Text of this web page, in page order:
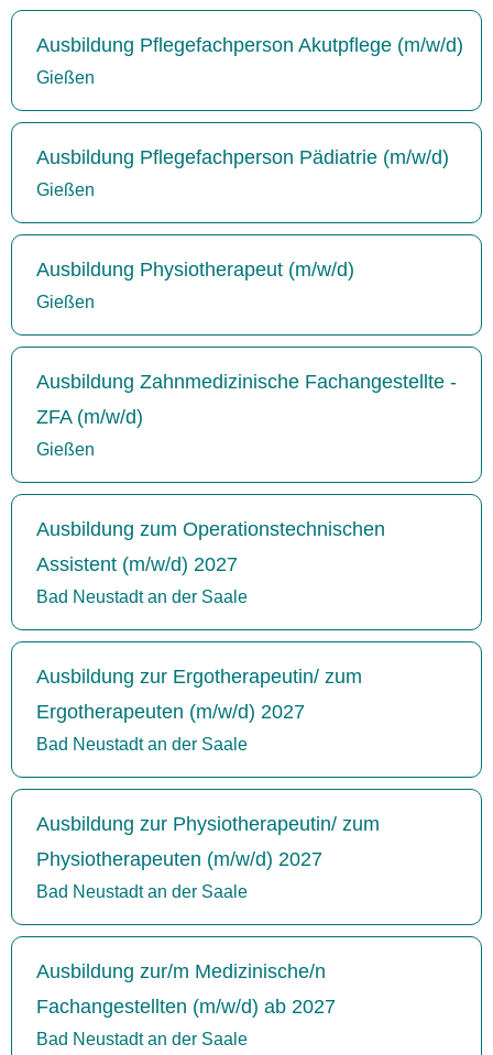
Ausbildung Pflegefachperson Akutpflege (m/w/d)
Gießen
Ausbildung Pflegefachperson Pädiatrie (m/w/d)
Gießen
Ausbildung Physiotherapeut (m/w/d)
Gießen
Ausbildung Zahnmedizinische Fachangestellte -
ZFA (m/w/d)
Gießen
Ausbildung zum Operationstechnischen
Assistent (m/w/d) 2027
Bad Neustadt an der Saale
Ausbildung zur Ergotherapeutin/ zum
Ergotherapeuten (m/w/d) 2027
Bad Neustadt an der Saale
Ausbildung zur Physiotherapeutin/ zum
Physiotherapeuten (m/w/d) 2027
Bad Neustadt an der Saale
Ausbildung zur/m Medizinische/n
Fachangestellten (m/w/d) ab 2027
Bad Neustadt an der Saale